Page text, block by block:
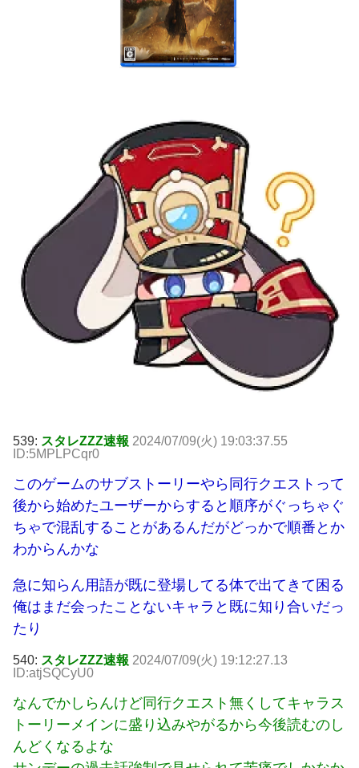
539: スタレZZZ速報 2024/07/09(火) 19:03:37.55
ID:5MPLPCqr0
このゲームのサブストーリーやら同行クエストって
後から始めたユーザーからすると順序がぐっちゃぐ
ちゃで混乱することがあるんだがどっかで順番とか
わからんかな
急に知らん用語が既に登場してる体で出てきて困る
俺はまだ会ったことないキャラと既に知り合いだっ
たり
540: スタレZZZ速報 2024/07/09(火) 19:12:27.13
ID:atjSQCyU0
なんでかしらんけど同行クエスト無くしてキャラス
トーリーメインに盛り込みやがるから今後読むのし
んどくなるよな